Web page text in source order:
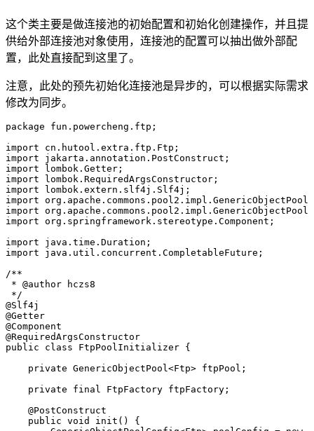
这个类主要是做连接池的初始配置和初始化创建操作，并且提
供给外部连接池对象使用，连接池的配置可以抽出做外部配
置，此处直接配到这里了。
注意，此处的预先初始化连接池是异步的，可以根据实际需求
修改为同步。
package fun . powercheng . ftp ;
import cn . hutool . extra . ftp . Ftp ;
import jakarta . annotation . PostConstruct ;
import lombok . Getter ;
import lombok . RequiredArgsConstructor ;
import lombok . extern . slf4j . Slf4j ;
import org . apache . commons . pool2 . impl . GenericObjectPool
import org . apache . commons . pool2 . impl .
import org . springframework . stereotype . Component ;
import java . time . Duration ;
import java . util . concurrent . CompletableFuture ;
/**
* @author hczs8
*/
@Slf4j
@Getter
@Component
@RequiredArgsConstructor
public class FtpPoolInitializer {
    private
GenericObjectPool <Ftp> ftpPool ;
    private
final FtpFactory ftpFactory ;
    @
PostConstruct
    public
void init ()
{